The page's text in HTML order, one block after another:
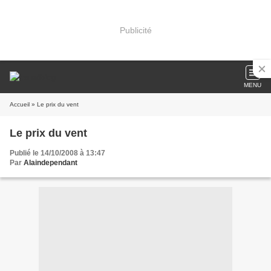
Publicité
MENU
Accueil » Le prix du vent
Le prix du vent
Publié le 14/10/2008 à 13:47
Par Alaindependant